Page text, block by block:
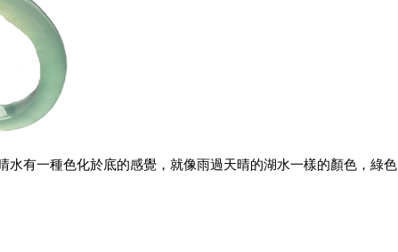
有一種色化於底的感覺，就像雨過天晴的湖水一樣的顏色，綠色